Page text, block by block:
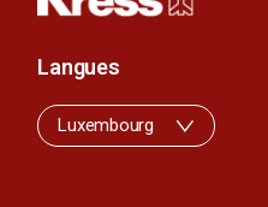
Langues
Luxembourg